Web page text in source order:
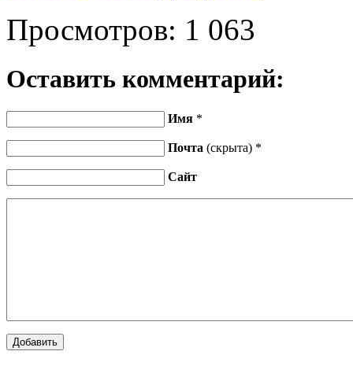
Просмотров: 1 063
Оставить комментарий:
Имя *
Почта (скрыта) *
Сайт